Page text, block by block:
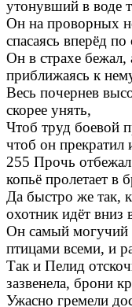
утонувший в воде
Он на проворных
спасаясь вперёд по
Он в страхе бежал,
приближаясь к
Весь почернев
скорее унять,
Чтоб труд боевой
чтоб он прекратил
255 Прочь
копьё пролетает в
Да быстро же так,
охотник идёт вниз
Он самый
птицами всеми, и
Так и Пелид
зазвенела, брони
Ужасно гремели